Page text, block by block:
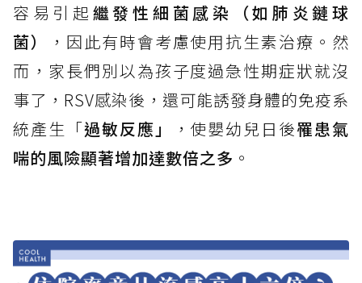
容易引起 繼發性細菌感染（如肺炎鏈球
菌）
，因此有時會考慮使用抗生素治療。然
而，家長們別以為孩子度過急性期症狀就沒
事了，RSV感染後，還可能誘發身體的免疫系
統產生「過敏反應」 ，使嬰幼兒日後罹患氣
喘的風險顯著增加達數倍之多 。